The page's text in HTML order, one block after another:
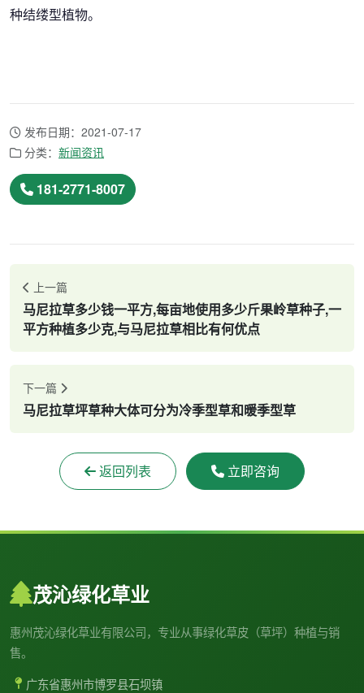
种结缕型植物。
发布日期：2021-07-17
分类： 新闻资讯
181-2771-8007
上一篇
马尼拉草多少钱一平方,每亩地使用多少斤果岭草种子,一
平方种植多少克,与马尼拉草相比有何优点
下一篇
马尼拉草坪草种大体可分为冷季型草和暖季型草
返回列表 立即咨询
茂沁绿化草业
惠州茂沁绿化草业有限公司，专业从事绿化草皮（草坪）种植与销
售。
广东省惠州市博罗县石坝镇